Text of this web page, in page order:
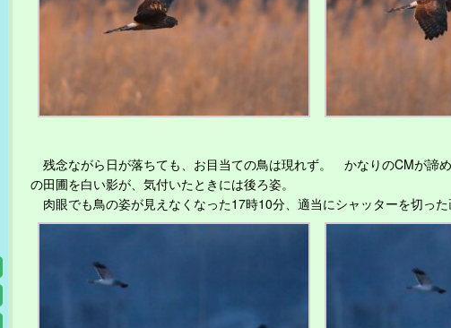
残念ながら日が落ちても、お目当ての鳥は現れず。 かなりのCMが諦
の田圃を白い影が、気付いたときには後ろ姿。
肉眼でも鳥の姿が見えなくなった17時10分、適当にシャッターを切った